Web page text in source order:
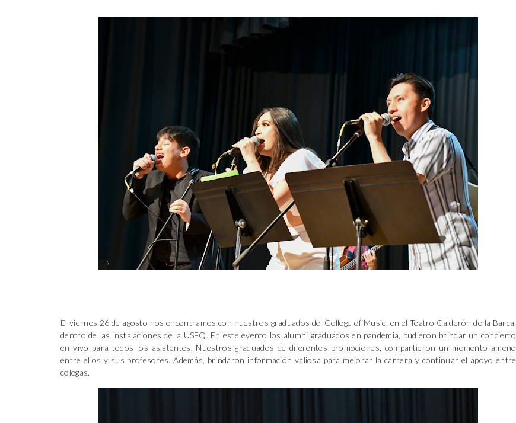
El viernes 26 de agosto nos encontramos con nuestros graduados del College of Music, en el Teatro Calderón de la Barca,
dentro de las instalaciones de la USFQ. En este evento los alumni graduados en pandemia, pudieron brindar un concierto
en vivo para todos los asistentes. Nuestros graduados de diferentes promociones, compartieron un momento ameno
entre ellos y sus profesores. Además, brindaron información valiosa para mejorar la carrera y continuar el apoyo entre
colegas.